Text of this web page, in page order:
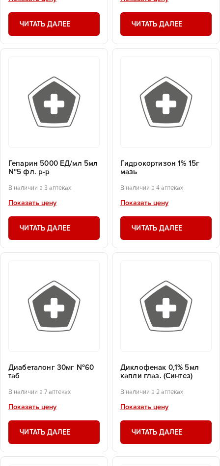
ЧИТАТЬ ДАЛЕЕ ЧИТАТЬ ДАЛЕЕ
Гепарин 5000 ЕД/мл 5мл
№5 фл. р-р
В наличии в 3 аптеках
Показать цену
ЧИТАТЬ ДАЛЕЕ
Гидрокортизон 1% 15г
мазь
В наличии в 4 аптеках
Показать цену
ЧИТАТЬ ДАЛЕЕ
Диабеталонг 30мг №60
таб
В наличии в 7 аптеках
Показать цену
ЧИТАТЬ ДАЛЕЕ
Диклофенак 0,1% 5мл
капли глаз. (Синтез)
В наличии в 2 аптеках
Показать цену
ЧИТАТЬ ДАЛЕЕ